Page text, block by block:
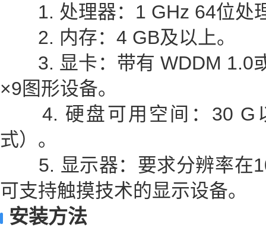
1. 处理器：1 GHz 64位处
2. 内存：4 GB及以上。
3. 显卡：带有 WDDM 1.0
×9图形设备。
4. 硬盘可用空间：30 G
式）。
5. 显示器：要求分辨率在
可支持触摸技术的显示设备。
安装方法